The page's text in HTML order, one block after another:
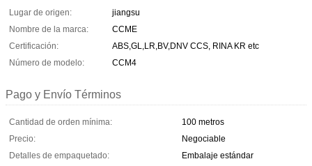
Lugar de origen:
jiangsu
Nombre de la marca:
CCME
Certificación:
ABS,GL,LR,BV,DNV CCS, RINA KR etc
Número de modelo:
CCM4
Pago y Envío Términos
Cantidad de orden mínima:
100 metros
Precio:
Negociable
Detalles de empaquetado:
Embalaje estándar